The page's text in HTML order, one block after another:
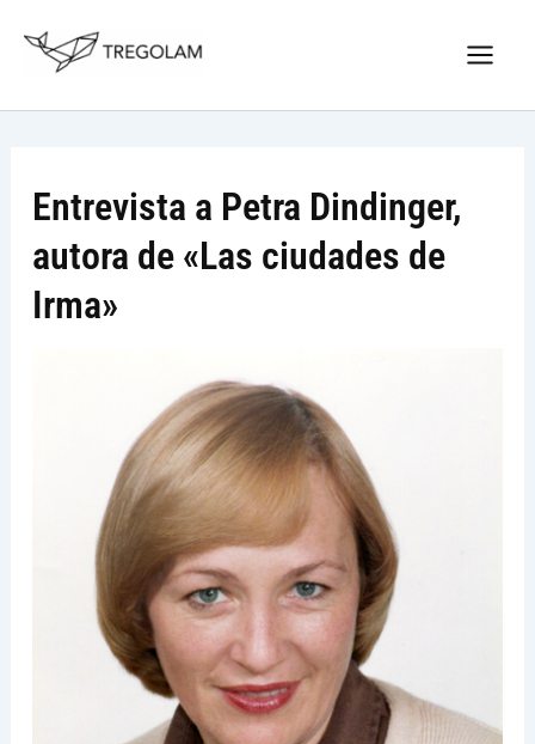
Entrevista a Petra Dindinger,
autora de «Las ciudades de
Irma»